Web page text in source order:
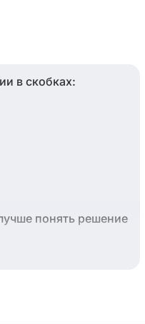
в скобках:
понять решение